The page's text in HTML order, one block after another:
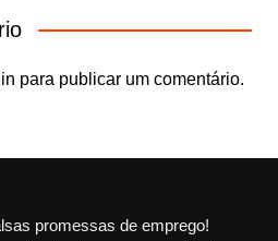
para publicar um comentário.
promessas de emprego!